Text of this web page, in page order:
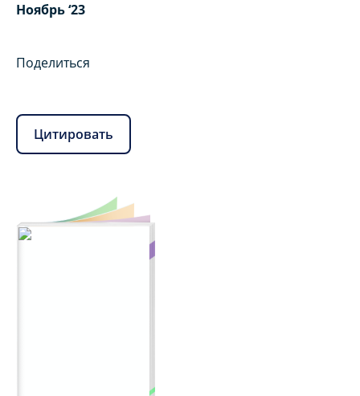
Ноябрь ‘23
Поделиться
Цитировать